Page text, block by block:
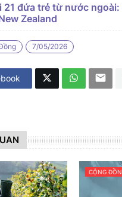
21 đứa trẻ từ nước ngoài:
Zealand
7/05/2026
CỘNG